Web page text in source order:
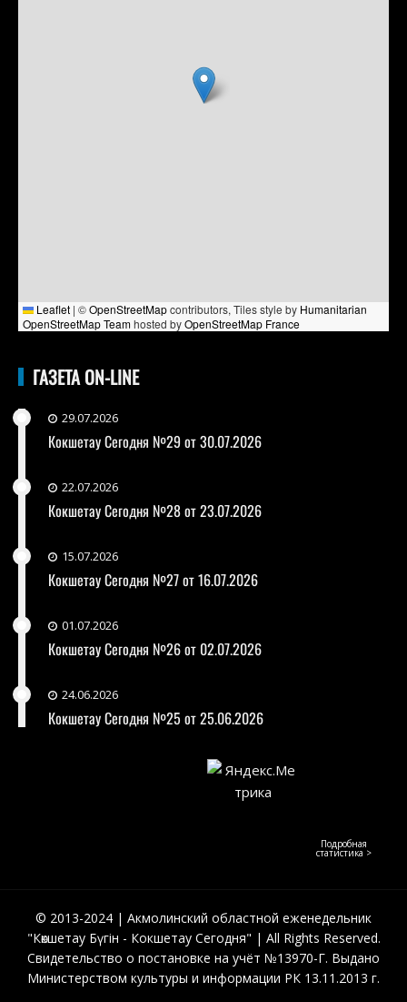
Leaflet | ©OpenStreetMapcontributors, Tiles style by Humanitarian
OpenStreetMap Teamhosted byOpenStreetMap France
ГАЗЕТА ON-LINE
29.07.2026
Кокшетау Сегодня №29 от 30.07.2026
22.07.2026
Кокшетау Сегодня №28 от 23.07.2026
15.07.2026
Кокшетау Сегодня №27 от 16.07.2026
01.07.2026
Кокшетау Сегодня №26 от 02.07.2026
24.06.2026
Кокшетау Сегодня №25 от 25.06.2026
Подробная
статистика >
© 2013-2024 | Акмолинский областной еженедельник
"Көкшетау Бүгін - Кокшетау Сегодня" | All Rights Reserved.
Свидетельство о постановке на учёт №13970-Г. Выдано
Министерством культуры и информации РК 13.11.2013 г.